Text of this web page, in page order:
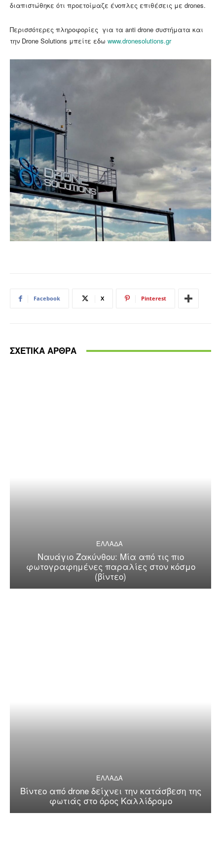
διαπιστώθηκε ότι προετοίμαζε ένοπλες επιθέσεις με drones.
Περισσότερες πληροφορίες για τα anti drone συστήματα και
την Drone Solutions μπείτε εδω www.dronesolutions.gr
Facebook X Pinterest
ΣΧΕΤΙΚΑ ΑΡΘΡΑ
ΕΛΛΑΔΑ
Ναυάγιο Ζακύνθου: Μία από τις πιο
φωτογραφημένες παραλίες στον κόσμο
(βίντεο)
ΕΛΛΑΔΑ
Βίντεο από drone δείχνει την κατάσβεση της
φωτιάς στο όρος Καλλίδρομο